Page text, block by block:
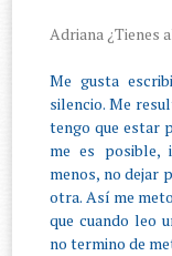
Adriana ¿Tienes
Me gusta
silencio. Me
tengo que estar
me es
menos, no dejar
otra. Así me
que cuando leo
no termino de